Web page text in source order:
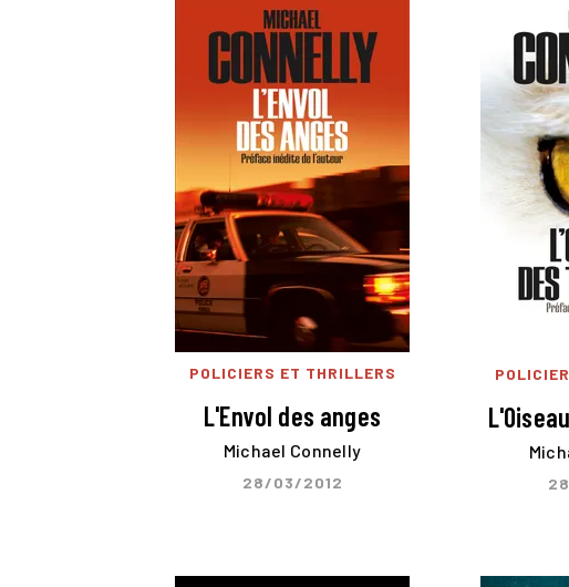
POLICIERS ET THRILLERS
L'Envol des anges
Michael Connelly
28/03/2012